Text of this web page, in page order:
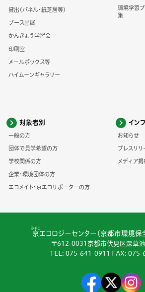
貸出（パネル・紙芝居等）
ブース出展
かんきょう学習会
印刷室
メールボックス等
ハイムーンギャラリー
環境学習
集
対象者別
一般の方
団体で見学希望の方
学校関係の方
企業・環境団体の方
エコメイト・京エコサポーターの方
イン
お知らせ
プレスリリ
メディア掲
京
みやこ
エコロジーセンター（京都市環境保
〒612-0031京都市伏見区深草
TEL: 075-641-0911 FAX: 075-